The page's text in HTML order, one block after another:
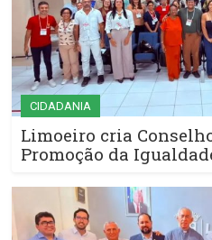
CIDADANIA
Limoeiro cria
Promoção da